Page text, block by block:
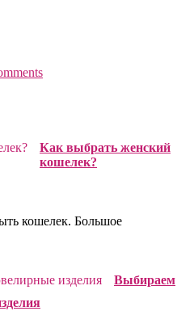
Как выбрать женский
кошелек?
кошелек. Большое
Выбираем